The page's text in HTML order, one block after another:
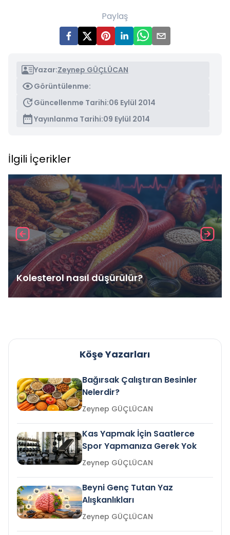
Paylaş
Yazar:Zeynep GÜÇLÜCAN
Görüntülenme:
Güncellenme Tarihi:06 Eylül 2014
Yayınlanma Tarihi:09 Eylül 2014
İlgili İçerikler
Kolesterol nasıl düşürülür?
Köşe Yazarları
Bağırsak Çalıştıran Besinler
Nelerdir?
Zeynep GÜÇLÜCAN
Kas Yapmak İçin Saatlerce
Spor Yapmanıza Gerek Yok
Zeynep GÜÇLÜCAN
Beyni Genç Tutan Yaz
Alışkanlıkları
Zeynep GÜÇLÜCAN